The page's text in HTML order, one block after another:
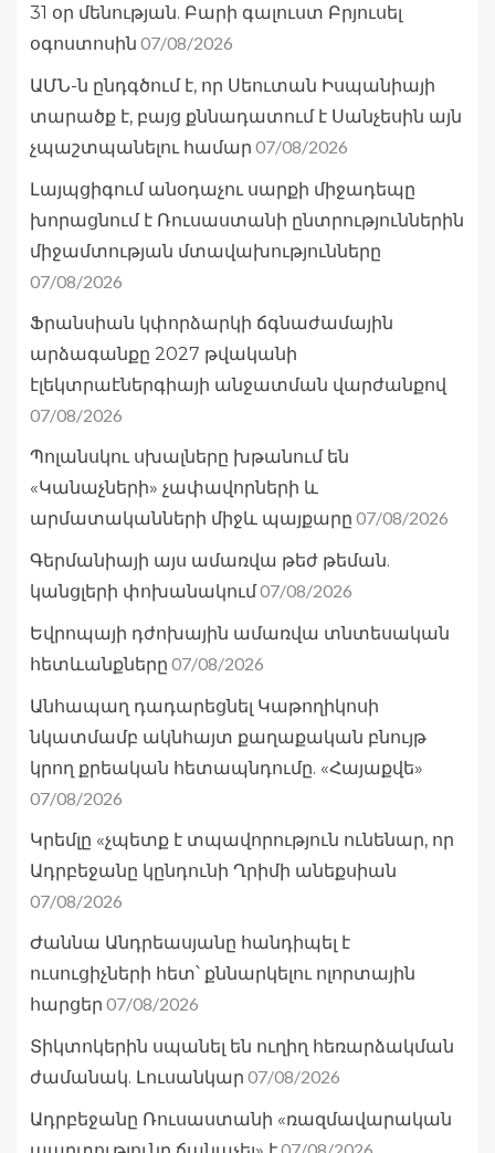
31 օր մենության. Բարի գալուստ Բրյուսել
օգոստոսին 07/08/2026
ԱՄՆ-ն ընդգծում է, որ Սեուտան Իսպանիայի
տարածք է, բայց քննադատում է Սանչեսին այն
չպաշտպանելու համար 07/08/2026
Լայպցիգում անօդաչու սարքի միջադեպը
խորացնում է Ռուսաստանի ընտրություններին
միջամտության մտավախությունները
07/08/2026
Ֆրանսիան կփորձարկի ճգնաժամային
արձագանքը 2027 թվականի
էլեկտրաէներգիայի անջատման վարժանքով
07/08/2026
Պոլանսկու սխալները խթանում են
«Կանաչների» չափավորների և
արմատականների միջև պայքարը 07/08/2026
Գերմանիայի այս ամառվա թեժ թեման.
կանցլերի փոխանակում07/08/2026
Եվրոպայի դժոխային ամառվա տնտեսական
հետևանքները 07/08/2026
Անհապաղ դադարեցնել Կաթողիկոսի
նկատմամբ ակնհայտ քաղաքական բնույթ
կրող քրեական հետապնդումը. «Հայաքվե»
07/08/2026
Կրեմլը «չպետք է տպավորություն ունենար, որ
Ադրբեջանը կընդունի Ղրիմի անեքսիան
07/08/2026
Ժաննա Անդրեասյանը հանդիպել է
ուսուցիչների հետ՝ քննարկելու ոլորտային
հարցեր 07/08/2026
Տիկտոկերին սպանել են ուղիղ հեռարձակման
ժամանակ. Լուսանկար 07/08/2026
Ադրբեջանը Ռուսաստանի «ռազմավարական